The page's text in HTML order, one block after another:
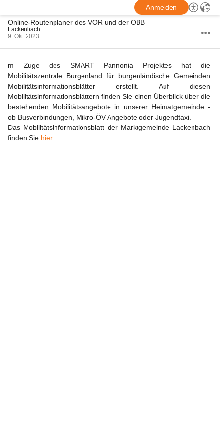
Anmelden
Online-Routenplaner des VOR und der ÖBB
Lackenbach
9. Okt. 2023
m Zuge des SMART Pannonia Projektes hat die
Mobilitätszentrale Burgenland für burgenländische Gemeinden
Mobilitätsinformationsblätter erstellt. Auf diesen
Mobilitätsinformationsblättern finden Sie einen Überblick über die
bestehenden Mobilitätsangebote in unserer Heimatgemeinde -
ob Busverbindungen, Mikro-ÖV Angebote oder Jugendtaxi.
Das Mobilitätsinformationsblatt der Marktgemeinde Lackenbach
finden Sie hier